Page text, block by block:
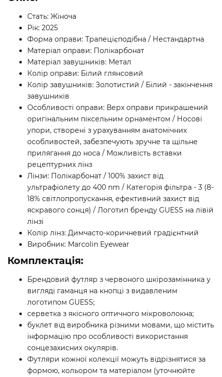
Стать: Жіноча
Рік: 2025
Форма оправи: Трапецієподібна / Нестандартна
Матеріал оправи: Полікарбонат
Матеріал завушників: Метал
Колір оправи: Білий глянсовий
Колір завушників: Золотистий / Білий - закінчення
завушників
Особливості оправи: Верх оправи прикрашений
оригінальним піксельним орнаментом / Носові
упори, створені з урахуванням анатомічних
особливостей, забезпечують зручне та щільне
прилягання до носа / Можливість вставки
рецептурних лінз
Лінзи: Полікарбонат / 100% захист від
ультрафіолету до 400 nm / Категорія фільтра - 3 (8-
18% світлопропускання, ефективний захист від
яскравого сонця) / Логотип бренду GUESS на лівій
лінзі
Колір лінз: Димчасто-коричневий градієнтний
Виробник: Marcolin Eyewear
Комплектація:
Брендовий футляр з червоного шкірозамінника у
вигляді гаманця на кнопці з видавленим
логотипом GUESS;
серветка з якісного оптичного мікроволокна;
буклет від виробника різними мовами, що містить
інформацію про особливості використання
сонцезахисних окулярів.
Футляри кожної колекції можуть відрізнятися за
формою, кольором та матеріалом (уточнюйте